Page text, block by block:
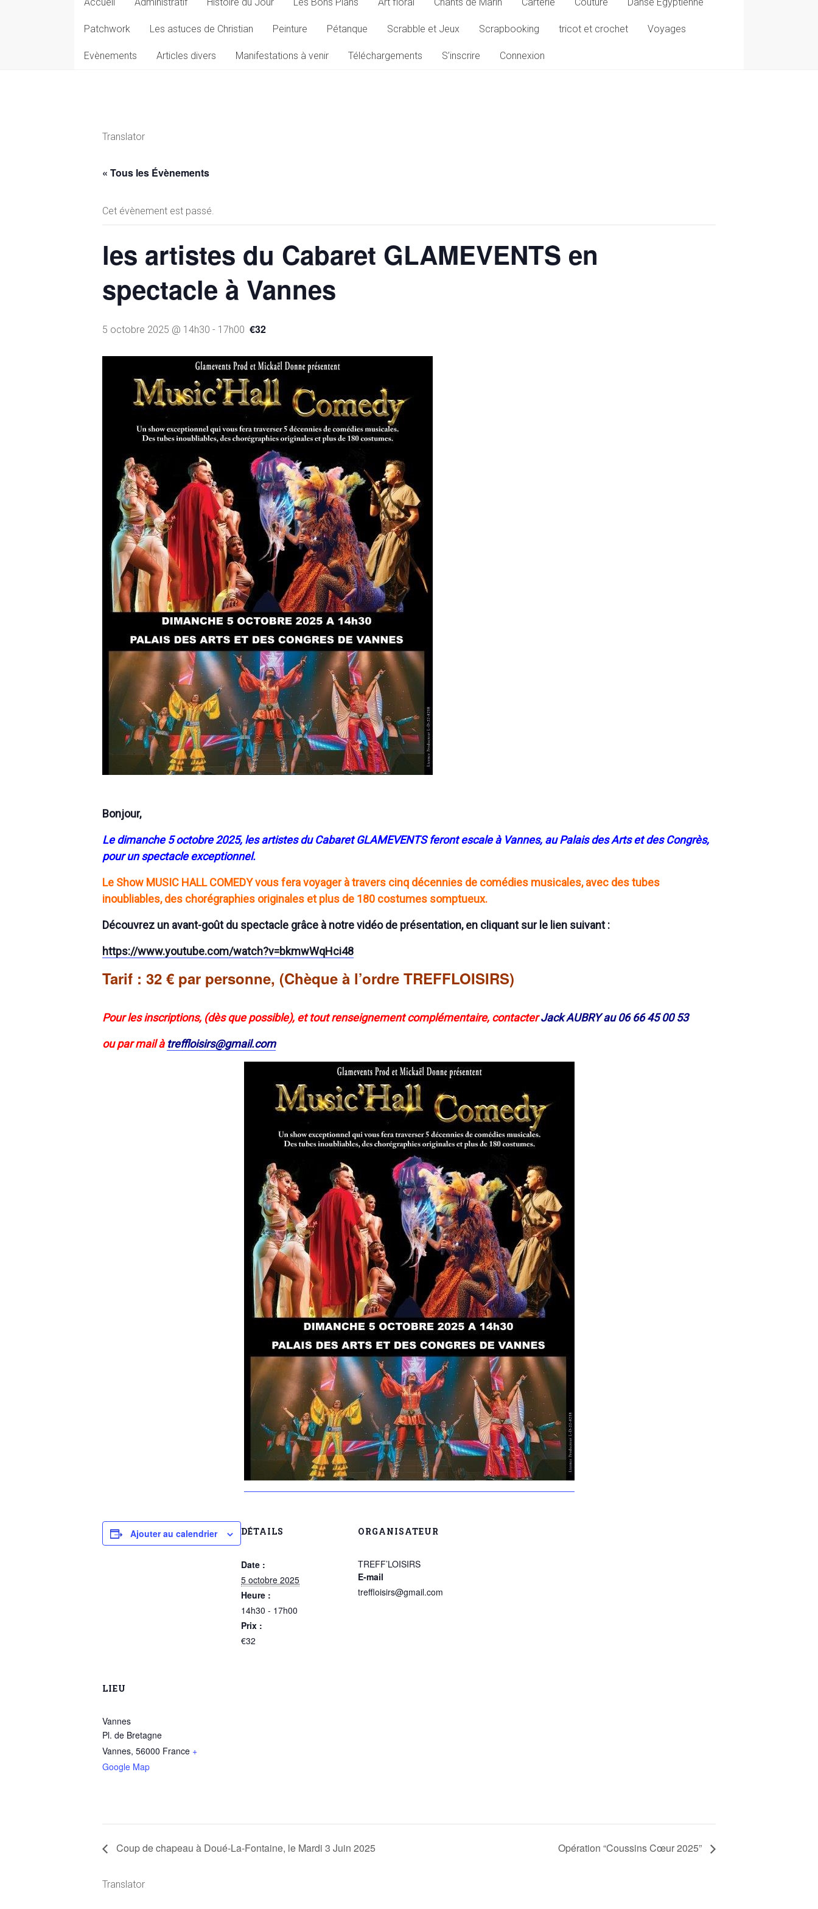
Patchwork Les astuces de Christian Peinture Pétanque Scrabble et Jeux Scrapbooking tricot et crochet Voyages
Evènements Articles divers Manifestations à venir Téléchargements S’inscrire Connexion
Translator
« Tous les Évènements
Cet évènement est passé.
les artistes du Cabaret GLAMEVENTS en
spectacle à Vannes
5 octobre 2025 @ 14h30 - 17h00 €32
Bonjour,
Le dimanche 5 octobre 2025, les artistes du Cabaret GLAMEVENTS feront escale à Vannes, au Palais des Arts et des Congrès,
pour un spectacle exceptionnel.
Le Show MUSIC HALL COMEDY vous fera voyager à travers cinq décennies de comédies musicales, avec des tubes
inoubliables, des chorégraphies originales et plus de 180 costumes somptueux.
Découvrez un avant-goût du spectacle grâce à notre vidéo de présentation, en cliquant sur le lien suivant :
https://www.youtube.com/watch?v=bkmwWqHci48
Tarif : 32 € par personne, (Chèque à l’ordre TREFFLOISIRS)
Pour les inscriptions, (dès que possible), et tout renseignement complémentaire, contacterJack AUBRY au 06 66 45 00 53
ou par mail à treffloisirs@gmail.com
Ajouter au calendrier DÉTAILS
Date :
5 octobre 2025
Heure :
14h30 - 17h00
Prix :
€32
ORGANISATEUR
TREFF’LOISIRS
E-mail
treffloisirs@gmail.com
LIEU
Vannes
Pl. de Bretagne
Vannes, 56000 France +
Google Map
Coup de chapeau à Doué-La-Fontaine, le Mardi 3 Juin 2025 Opération “Coussins Cœur 2025”
Translator